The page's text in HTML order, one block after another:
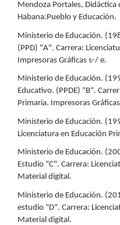
Mendoza Portales,
Habana:Pueblo y Educación.
Ministerio de Educación.
(PPD) "A". Carrera:
Impresoras Gráficas s-/ e.
Ministerio de Educación.
Educativo. (PPDE) "B".
Primaria. Impresoras
Ministerio de Educación.
Licenciatura en Educación
Ministerio de Educación.
Estudio "C". Carrera:
Material digital.
Ministerio de Educación.
estudio "D". Carrera:
Material digital.